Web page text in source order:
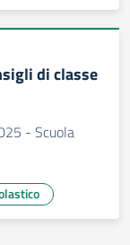
di classe
- Scuola